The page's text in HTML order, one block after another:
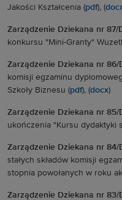
Jakości Kształcenia (pdf), (
Zarządzenie Dziekana nr 87/
konkursu "Mini-Granty"
Zarządzenie Dziekana nr
komisji egzaminu
Szkoły Biznesu (pdf), (docx)
Zarządzenie Dziekana nr
ukończenia "Kursu dydaktyki
Zarządzenie Dziekana nr
stałych składów komisji
stopnia powołanych w roku
Zarządzenie Dziekana nr